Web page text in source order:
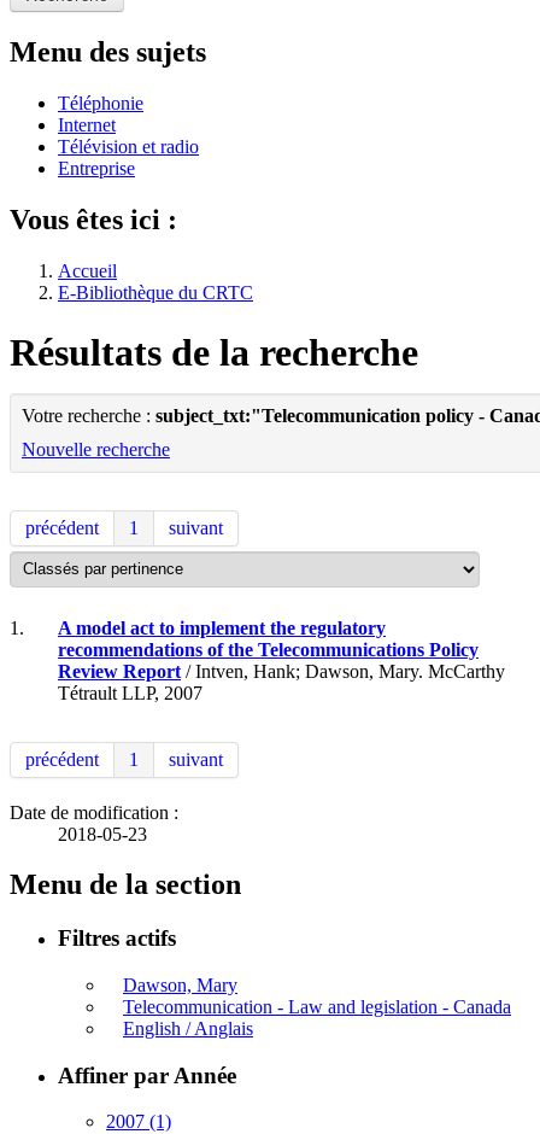
Menu des sujets
Téléphonie
Internet
Télévision et radio
Entreprise
Vous êtes ici :
Accueil
E-Bibliothèque du CRTC
Résultats de la recherche
Votre recherche : subject_txt:"Telecommunication policy -
Nouvelle recherche
précédent 1 suivant
1.
A model act to implement the regulatory
recommendations of the Telecommunications Policy
Review Report / Intven, Hank; Dawson, Mary. McCarthy
Tétrault LLP, 2007
précédent 1 suivant
Date de modification :
2018-05-23
Menu de la section
Filtres actifs
Dawson, Mary
Telecommunication - Law and legislation - Canada
English / Anglais
Affiner par Année
2007 (1)